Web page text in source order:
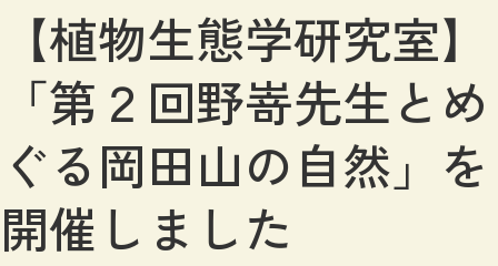
【植物生態学研究室】
「第２回野嵜先生とめ
ぐる岡田山の自然」を
開催しました